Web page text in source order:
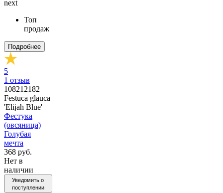
next
Топ
продаж
Подробнее
5
1 отзыв
108212182
Festuca glauca
'Elijah Blue'
Фестука
(овсяница)
Голубая
мечта
368 руб.
Нет в
наличии
Уведомить о
поступлении